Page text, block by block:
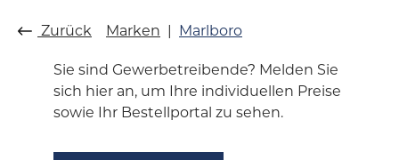
Zurück Marken Marlboro
Sie sind Gewerbetreibende? Melden Sie
sich hier an, um Ihre individuellen Preise
sowie Ihr Bestellportal zu sehen.